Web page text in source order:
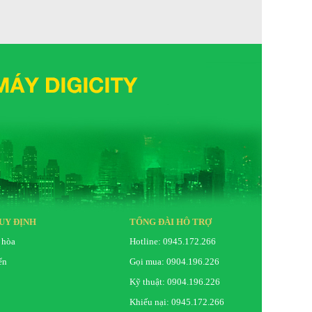
ĐỊNH
TỔNG ĐÀI HỖ TRỢ
Hotline: 0945.172.266
Gọi mua: 0904.196.226
Kỹ thuật: 0904.196.226
Khiếu nại: 0945.172.266